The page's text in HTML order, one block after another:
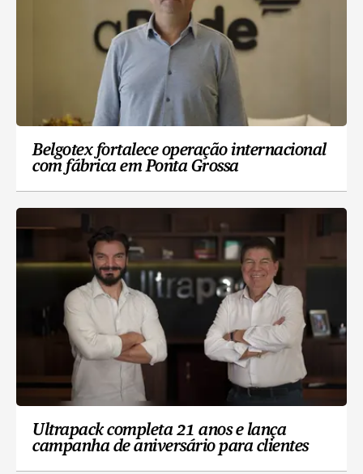
Belgotex fortalece operação internacional
com fábrica em Ponta Grossa
Ultrapack completa 21 anos e lança
campanha de aniversário para clientes